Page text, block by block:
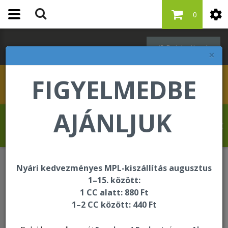
×
FIGYELMEDBE
AJÁNLJUK
Nyári kedvezményes MPL-kiszállítás augusztus
1–15. között:
1 CC alatt: 880 Ft
1–2 CC között: 440 Ft
Bejelentkezés
0
Revelat Jean Baptiste üdvözli Önt a
Forever Living internetes áruházában!
Általános Szerződési Feltételek
Általános Szerződési